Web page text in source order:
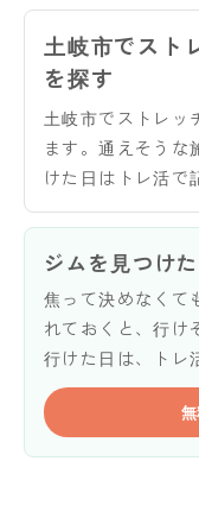
土岐市でスト
を探す
土岐市でストレッ
ます。通えそうな
けた日はトレ活で
ジムを見つけ
焦って決めなくて
れておくと、行け
行けた日は、トレ